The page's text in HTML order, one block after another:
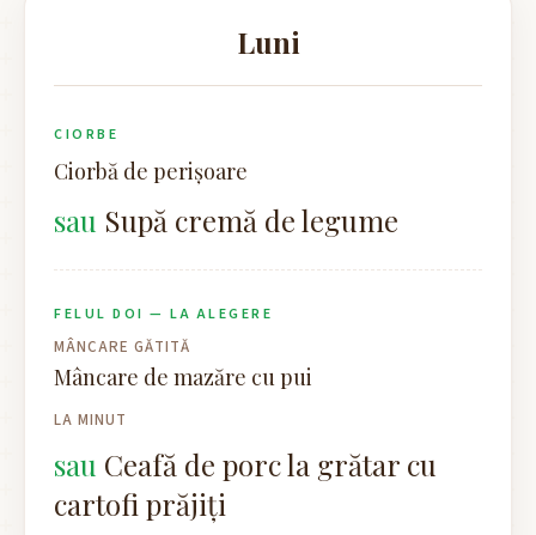
Luni
CIORBE
Ciorbă de perișoare
Supă cremă de legume
FELUL DOI — LA ALEGERE
MÂNCARE GĂTITĂ
Mâncare de mazăre cu pui
LA MINUT
Ceafă de porc la grătar cu
cartofi prăjiți